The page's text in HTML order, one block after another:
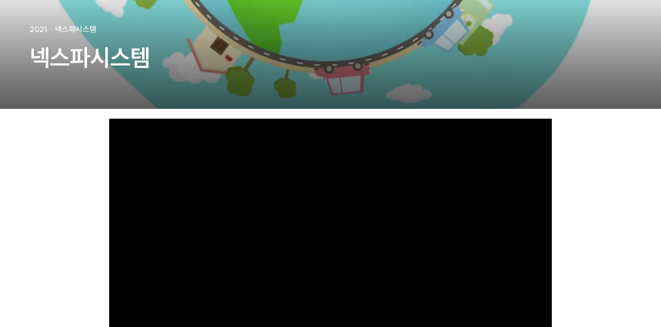
☕동영상 - 모모스커피㈜
동영상 - 삼양홀딩스
2021 ㆍ 넥스파시스템
넥스파시스템